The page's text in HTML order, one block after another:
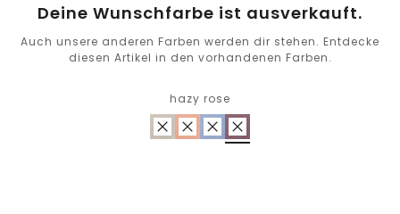
Deine Wunschfarbe ist ausverkauft.
Auch unsere anderen Farben werden dir stehen. Entdecke
diesen Artikel in den vorhandenen Farben.
hazy rose